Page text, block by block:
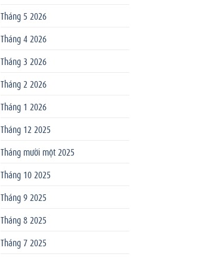
Tháng 5 2026
Tháng 4 2026
Tháng 3 2026
Tháng 2 2026
Tháng 1 2026
Tháng 12 2025
Tháng mười một 2025
Tháng 10 2025
Tháng 9 2025
Tháng 8 2025
Tháng 7 2025